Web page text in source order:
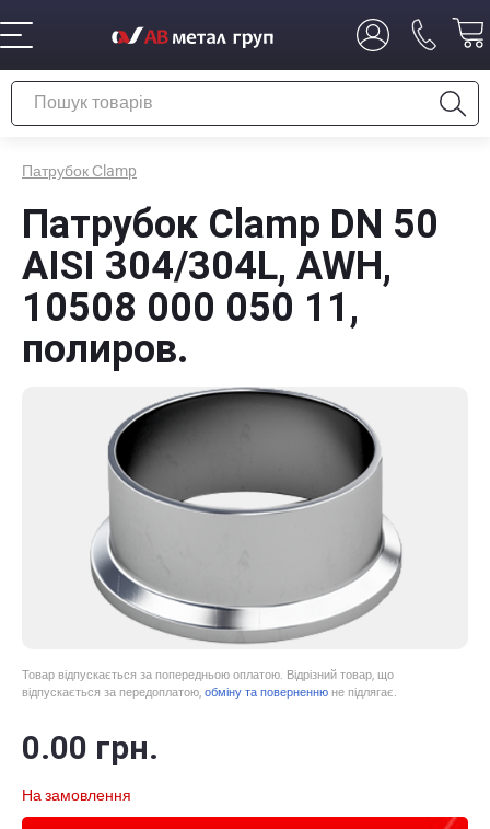
Патрубок Сlamp
Патрубок Сlamp DN 50
AISI 304/304L, AWH,
10508 000 050 11,
полиров.
Товар відпускається за попередньою оплатою. Відрізний товар, що
відпускається за передоплатою, обміну та поверненню не підлягає.
0.00 грн.
На замовлення